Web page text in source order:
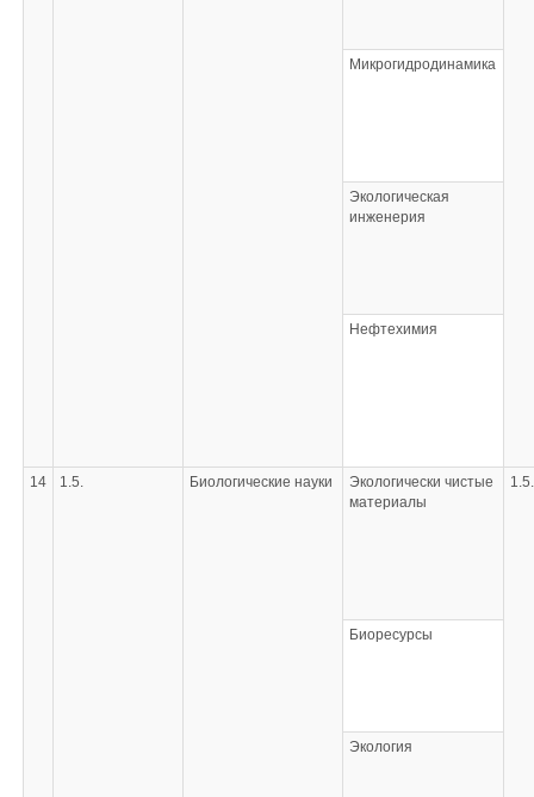
Микрогидродинамика
Экологическая
инженерия
Нефтехимия
14 1.5. Биологические науки
Экологически чистые
материалы
Биоресурсы
Экология